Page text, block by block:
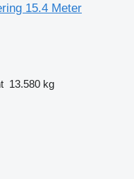
15.4 Meter
13.580 kg